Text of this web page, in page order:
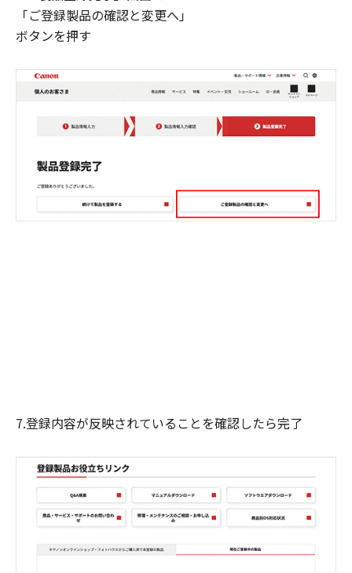
「ご登録製品の確認と変更へ」
ボタンを押す
7.登録内容が反映されていることを確認したら完了